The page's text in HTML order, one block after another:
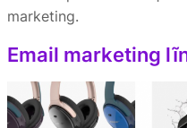
marketing.
Email marketing